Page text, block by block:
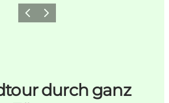
Vorherige Folie
Nächste Folie
durch ganz